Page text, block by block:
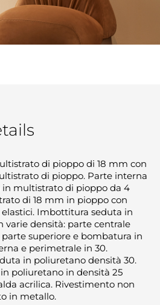
di pioppo di 18 mm con
di pioppo. Parte interna
multistrato di pioppo da 4
di 18 mm in pioppo con
Imbottitura seduta in
varie densità: parte centrale
superiore e bombatura in
e perimetrale in 30.
in poliuretano densità 30.
poliuretano in densità 25
acrilica. Rivestimento non
in metallo.